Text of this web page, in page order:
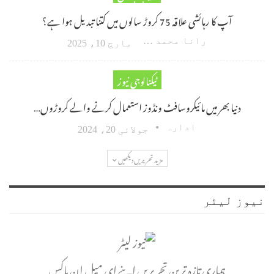
آپ کا رہائشی علاقہ 75 کروڑ سالوں میں کتنا تبدیل ہوا ہے؟
رانا محمد امین اکبر مارچ 10، 2025
ٹیکنالوجی نیوز
دنیا بھر میں مائیکروسافٹ ونڈوز استعمال کرنے والے کروڑوں…
ادارہ جولائی 20، 2024
مزید تحریریں دیکھیں
نیوز لیٹر
ہماری تازہ ترین تحریریں اپنے ای میل ان باکس